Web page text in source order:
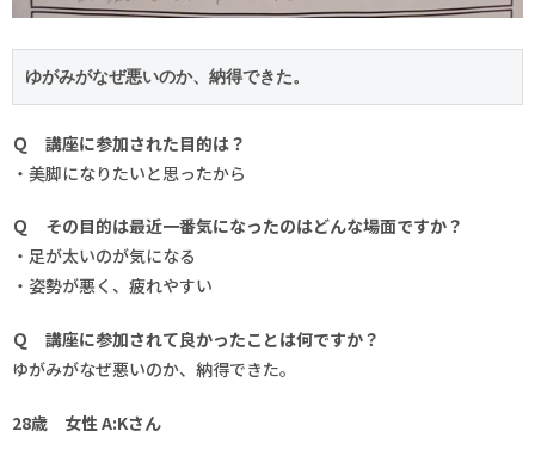
ゆがみがなぜ悪いのか、納得できた。
Ｑ 講座に参加された目的は？
・美脚になりたいと思ったから
Ｑ その目的は最近一番気になったのはどんな場面ですか？
・足が太いのが気になる
・姿勢が悪く、疲れやすい
Ｑ 講座に参加されて良かったことは何ですか？
ゆがみがなぜ悪いのか、納得できた。
28歳 女性 A:Kさん